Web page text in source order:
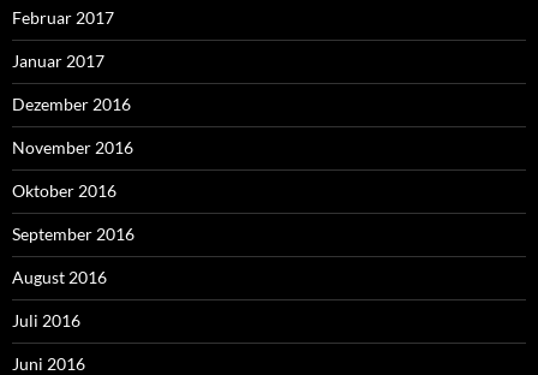
Februar 2017
Januar 2017
Dezember 2016
November 2016
Oktober 2016
September 2016
August 2016
Juli 2016
Juni 2016